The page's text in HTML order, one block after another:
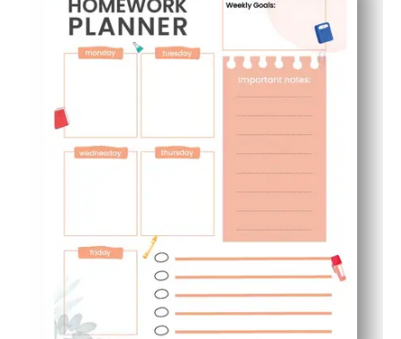
Allsidig for hjemmet, skolen eller klasserommet - følg
Gjenbrukbar og delbar - skriv ut så mange kopier du